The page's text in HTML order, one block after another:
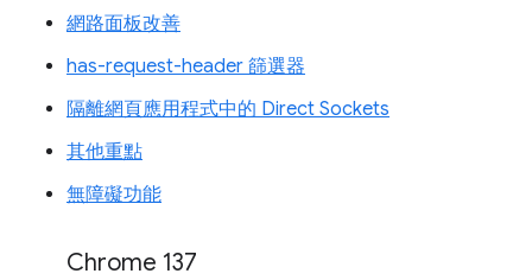
網路面板改善
has-request-header 篩選器
隔離網頁應用程式中的 Direct Sockets
其他重點
無障礙功能
Chrome 137